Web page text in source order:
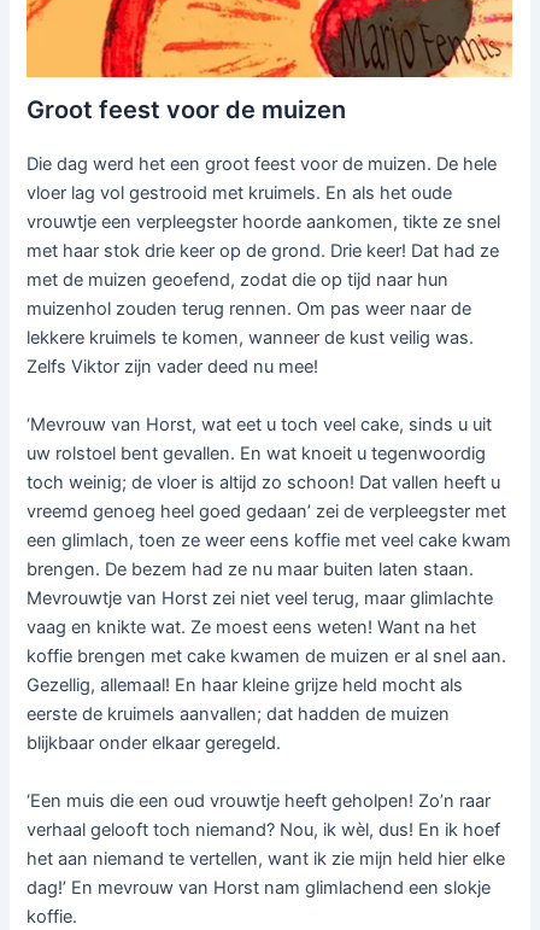
Groot feest voor de muizen
Die dag werd het een groot feest voor de muizen. De hele
vloer lag vol gestrooid met kruimels. En als het oude
vrouwtje een verpleegster hoorde aankomen, tikte ze snel
met haar stok drie keer op de grond. Drie keer! Dat had ze
met de muizen geoefend, zodat die op tijd naar hun
muizenhol zouden terug rennen. Om pas weer naar de
lekkere kruimels te komen, wanneer de kust veilig was.
Zelfs Viktor zijn vader deed nu mee!
‘Mevrouw van Horst, wat eet u toch veel cake, sinds u uit
uw rolstoel bent gevallen. En wat knoeit u tegenwoordig
toch weinig; de vloer is altijd zo schoon! Dat vallen heeft u
vreemd genoeg heel goed gedaan’ zei de verpleegster met
een glimlach, toen ze weer eens koffie met veel cake kwam
brengen. De bezem had ze nu maar buiten laten staan.
Mevrouwtje van Horst zei niet veel terug, maar glimlachte
vaag en knikte wat. Ze moest eens weten! Want na het
koffie brengen met cake kwamen de muizen er al snel aan.
Gezellig, allemaal! En haar kleine grijze held mocht als
eerste de kruimels aanvallen; dat hadden de muizen
blijkbaar onder elkaar geregeld.
‘Een muis die een oud vrouwtje heeft geholpen! Zo’n raar
verhaal gelooft toch niemand? Nou, ik wèl, dus! En ik hoef
het aan niemand te vertellen, want ik zie mijn held hier elke
dag!’ En mevrouw van Horst nam glimlachend een slokje
koffie.